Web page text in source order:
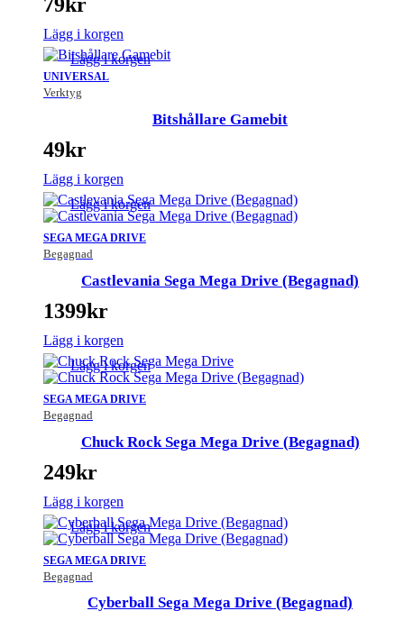
Lägg i korgen
UNIVERSAL
Verktyg
Lägg i korgen
Bitshållare Gamebit
49kr
Lägg i korgen
SEGA MEGA DRIVE
Begagnad
Lägg i korgen
Castlevania Sega Mega Drive (Begagnad)
1399kr
Lägg i korgen
SEGA MEGA DRIVE
Begagnad
Lägg i korgen
Chuck Rock Sega Mega Drive (Begagnad)
249kr
Lägg i korgen
SEGA MEGA DRIVE
Begagnad
Lägg i korgen
Cyberball Sega Mega Drive (Begagnad)